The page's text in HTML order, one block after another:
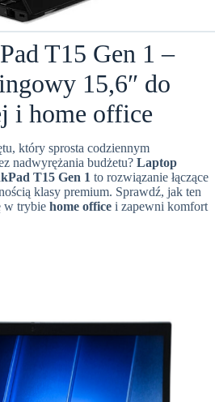
T15 Gen 1 –
15,6″ do
i home office
który sprosta codziennym
nadwyrężania budżetu? Laptop
T15 Gen 1 to rozwiązanie łączące
klasy premium. Sprawdź, jak ten
w trybie home office i zapewni komfort